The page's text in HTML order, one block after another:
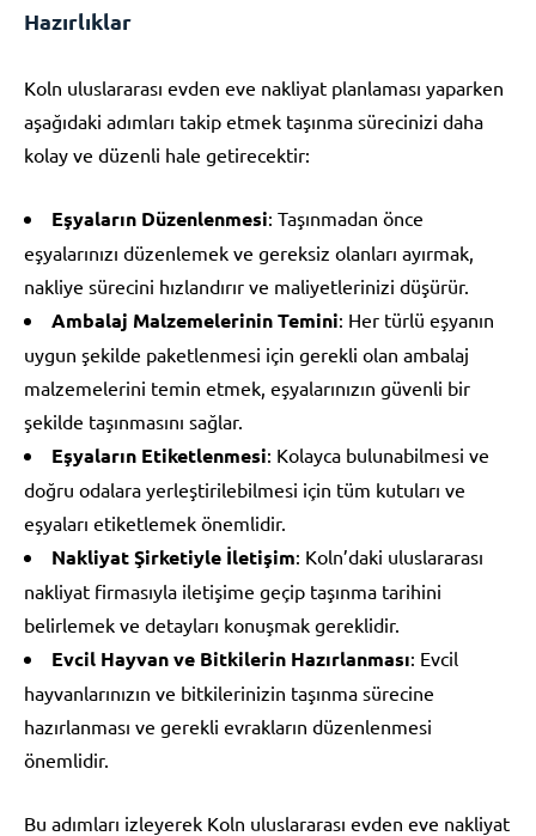
Hazırlıklar
Koln uluslararası evden eve nakliyat planlaması yaparken
aşağıdaki adımları takip etmek taşınma sürecinizi daha
kolay ve düzenli hale getirecektir:
Eşyaların Düzenlenmesi: Taşınmadan önce
eşyalarınızı düzenlemek ve gereksiz olanları ayırmak,
nakliye sürecini hızlandırır ve maliyetlerinizi düşürür.
Ambalaj Malzemelerinin Temini: Her türlü eşyanın
uygun şekilde paketlenmesi için gerekli olan ambalaj
malzemelerini temin etmek, eşyalarınızın güvenli bir
şekilde taşınmasını sağlar.
Eşyaların Etiketlenmesi: Kolayca bulunabilmesi ve
doğru odalara yerleştirilebilmesi için tüm kutuları ve
eşyaları etiketlemek önemlidir.
Nakliyat Şirketiyle İletişim: Koln’daki uluslararası
nakliyat firmasıyla iletişime geçip taşınma tarihini
belirlemek ve detayları konuşmak gereklidir.
Evcil Hayvan ve Bitkilerin Hazırlanması: Evcil
hayvanlarınızın ve bitkilerinizin taşınma sürecine
hazırlanması ve gerekli evrakların düzenlenmesi
önemlidir.
Bu adımları izleyerek Koln uluslararası evden eve nakliyat